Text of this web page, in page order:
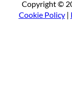
Copyright ©
Cookie Policy|